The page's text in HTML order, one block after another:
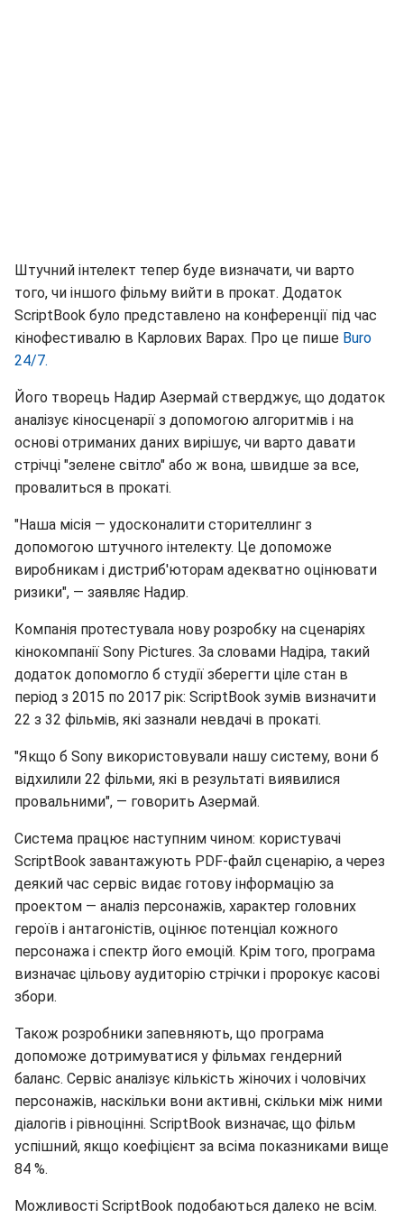
Штучний інтелект тепер буде визначати, чи варто
того, чи іншого фільму вийти в прокат. Додаток
ScriptBook було представлено на конференції під час
кінофестивалю в Карлових Варах. Про це пише Buro
24/7.
Його творець Надир Азермай стверджує, що додаток
аналізує кіносценарії з допомогою алгоритмів і на
основі отриманих даних вирішує, чи варто давати
стрічці "зелене світло" або ж вона, швидше за все,
провалиться в прокаті.
"Наша місія — удосконалити сторителлинг з
допомогою штучного інтелекту. Це допоможе
виробникам і дистриб'юторам адекватно оцінювати
ризики", — заявляє Надир.
Компанія протестувала нову розробку на сценаріях
кінокомпанії Sony Pictures. За словами Надіра, такий
додаток допомогло б студії зберегти ціле стан в
період з 2015 по 2017 рік: ScriptBook зумів визначити
22 з 32 фільмів, які зазнали невдачі в прокаті.
"Якщо б Sony використовували нашу систему, вони б
відхилили 22 фільми, які в результаті виявилися
провальними", — говорить Азермай.
Система працює наступним чином: користувачі
ScriptBook завантажують PDF-файл сценарію, а через
деякий час сервіс видає готову інформацію за
проектом — аналіз персонажів, характер головних
героїв і антагоністів, оцінює потенціал кожного
персонажа і спектр його емоцій. Крім того, програма
визначає цільову аудиторію стрічки і пророкує касові
збори.
Також розробники запевняють, що програма
допоможе дотримуватися у фільмах гендерний
баланс. Сервіс аналізує кількість жіночих і чоловічих
персонажів, наскільки вони активні, скільки між ними
діалогів і рівноцінні. ScriptBook визначає, що фільм
успішний, якщо коефіцієнт за всіма показниками вище
84 %.
Можливості ScriptBook подобаються далеко не всім.